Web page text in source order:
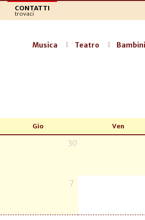
CONTATTI
trovaci
Musica Teatro Bambini
Gio Ven
30
7